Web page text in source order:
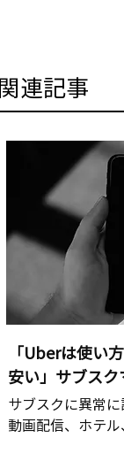
​関連記事
「Uberは使い
安い」サブス
サブスクに異常に
動画配信、ホテル